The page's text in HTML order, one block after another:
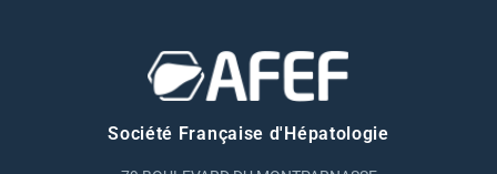
Société Française d'Hépatologie